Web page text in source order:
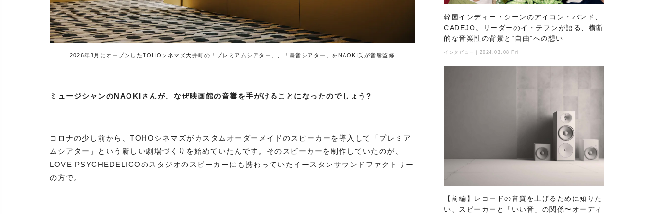
2026年3月にオープンしたTOHOシネマズ大井町の「プレミアムシアター」、「轟音シアター」をNAOKI氏が音響監修
ミュージシャンのNAOKIさんが、なぜ映画館の音響を手がけることになったのでしょう?
コロナの少し前から、TOHOシネマズがカスタムオーダーメイドのスピーカーを導入して「プレミア
ムシアター」という新しい劇場づくりを始めていたんです。そのスピーカーを制作していたのが、
LOVE PSYCHEDELICOのスタジオのスピーカーにも携わっていたイースタンサウンドファクトリー
の方で。
韓国インディー・シーンのアイコン・バンド、
CADEJO。リーダーのイ・テフンが語る、横断
的な音楽性の背景と“自由”への想い
インタビュー｜2024.03.08 Fri
【前編】レコードの音質を上げるために知りた
い、スピーカーと「いい音」の関係〜オーディ